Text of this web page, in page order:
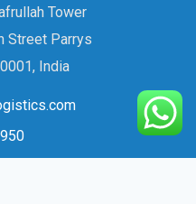
Tower
Street Parrys
India